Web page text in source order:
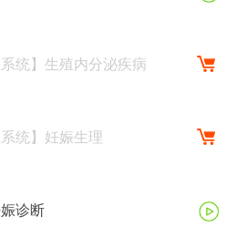
统】生殖内分泌疾病
统】妊娠生理
诊断